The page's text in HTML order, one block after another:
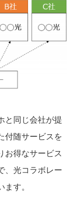
と同じ会社が提
付随サービスを
お得なサービス
、光コラボレー
す。